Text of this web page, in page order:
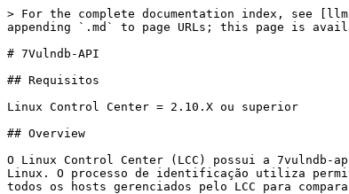
> For the complete documentation index, see
appending `.md` to page URLs; this page is
# 7Vulndb-API
## Requisitos
Linux Control Center = 2.10.X ou superior
## Overview
O Linux Control Center (LCC) possui a 7vulndb-
Linux. O processo de identificação utiliza
todos os hosts gerenciados pelo LCC para